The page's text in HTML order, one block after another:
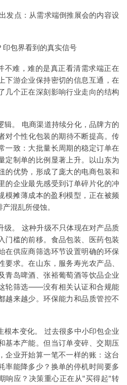
发点：从需求端倒推展会的内容设
包界看到的真实信号
不难，难的是真正看清需求端正在
下游企业保持密切的信息互通，在
几个正在深刻影响行业走向的结构
辑。 电商渠道持续分化，品牌方的
对个性化包装的期待不断提高。传
一致：大批量长周期的稳定订单在
定制单的比例显著上升。以山东为
的优势，形成了庞大的电商包装和
的企业最先感受到订单碎片化的冲
摊薄成本的盈利模型，正在被频
混乱所侵蚀。
级。 这种升级不只体现在对产品质
门槛的前移。食品包装、医药包装
在供应商筛选环节设置明确的环保
求。在山东，服务寿光农产品、
青岛啤酒、张裕葡萄酒等饮品企业
轮筛选——没有相关认证和合规能
越来越少。环保能力和品质管控不
根本变化。 过去很多中小印包企业
基本产能。但当订单变碎、交期压
企业开始算一笔不一样的账：这台
率能降多少？换单的停机时间要多
响应？决策重心正在从"买得起"转